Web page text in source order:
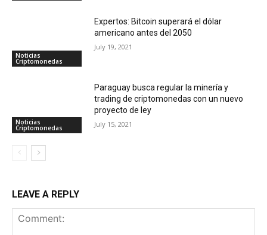
Noticias
Criptomonedas
Expertos: Bitcoin superará el dólar
americano antes del 2050
July 19, 2021
Noticias
Criptomonedas
Paraguay busca regular la minería y
trading de criptomonedas con un nuevo
proyecto de ley
July 15, 2021
LEAVE A REPLY